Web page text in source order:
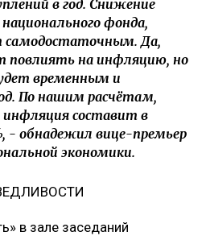
в год. Снижение
фонда,
Да,
повлиять на инфляцию, но
временным и
По нашим расчётам,
составит в
- обнадежил вице-премьер
экономики.
в зале заседаний